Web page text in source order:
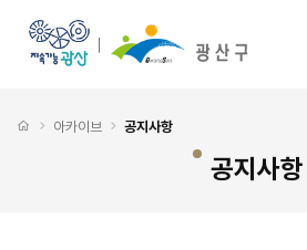
처음으로
아카이브 공지사항
공지사항